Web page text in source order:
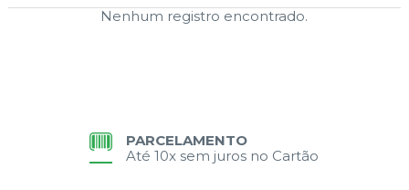
Nenhum registro encontrado.
PARCELAMENTO
Até 10x sem juros no Cartão